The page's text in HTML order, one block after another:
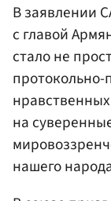
В заявлении
с главой
стало не
на
нашего